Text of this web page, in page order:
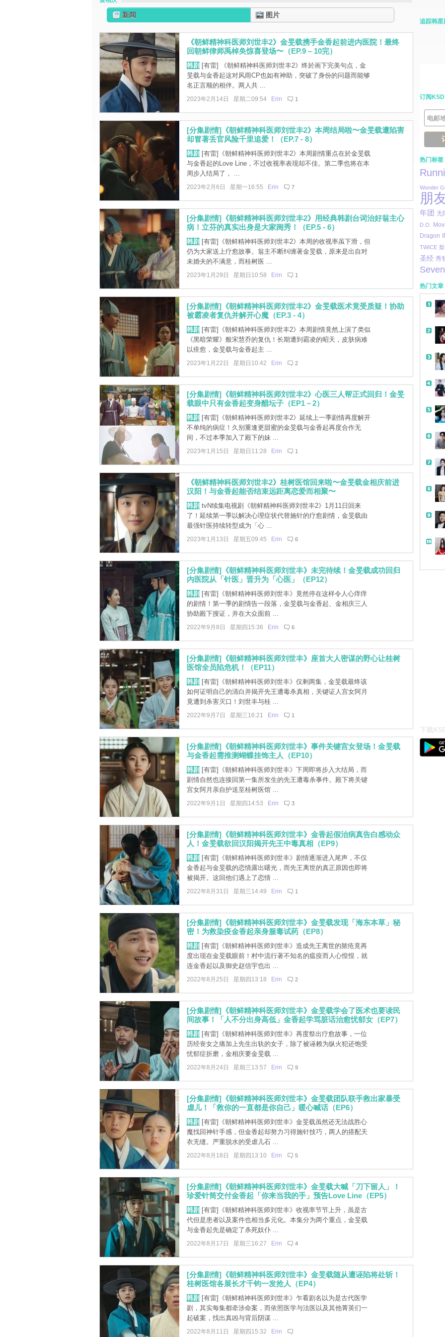
新闻 图片
《朝鲜精神科医师刘世丰2》金旻载携手金香起前进内医院！最终
回朝鲜律师禹棹奂惊喜登场〜（EP.9 – 10完）
韩剧 [有雷] 《朝鲜精神科医师刘世丰2》终於画下完美句点，金
旻载与金香起这对风雨CP也如有神助，突破了身份的问题而能够
名正言顺的相伴。两人共 ...
2023年2月14日 星期二09:54 Erin 1
[分集剧情]《朝鲜精神科医师刘世丰2》本周结局啦〜金旻载遭陷害
却冒著丢官风险千里追爱！（EP.7 - 8）
韩剧 [有雷]《朝鲜精神科医师刘世丰2》本周剧情重点在於金旻载
与金香起的Love Line，不过收视率表现却不佳。第二季也将在本
周步入结局了， ...
2023年2月6日 星期一16:55 Erin 7
[分集剧情]《朝鲜精神科医师刘世丰2》用经典韩剧台词治好翁主心
病！立芬的真实出身是大家闺秀！（EP.5 - 6）
韩剧 [有雷]《朝鲜精神科医师刘世丰2》本周的收视率虽下滑，但
仍为大家送上疗愈故事。翁主不断纠缠著金旻载，原来是出自对
未婚夫的不满意，而桂树医 ...
2023年1月29日 星期日10:58 Erin 1
[分集剧情]《朝鲜精神科医师刘世丰2》金旻载医术竟受质疑！协助
被霸凌者复仇并解开心魔（EP.3 - 4）
韩剧 [有雷]《朝鲜精神科医师刘世丰2》本周剧情竟然上演了类似
《黑暗荣耀》般宋慧乔的复仇！长期遭到霸凌的昭天，皮肤病难
以痊愈，金旻载与金香起主 ...
2023年1月22日 星期日10:42 Erin 2
[分集剧情]《朝鲜精神科医师刘世丰2》心医三人帮正式回归！金旻
载眼中只有金香起变身醋坛子（EP1－2）
韩剧 [有雷]《朝鲜精神科医师刘世丰2》延续上一季剧情再度解开
不单纯的病症！久别重逢更甜蜜的金旻载与金香起再度合作无
间，不过本季加入了殿下的妹 ...
2023年1月15日 星期日11:28 Erin 1
《朝鲜精神科医师刘世丰2》桂树医馆回来啦〜金旻载金相庆前进
汉阳！与金香起能否结束远距离恋爱而相聚〜
韩剧 tvN续集电视剧《朝鲜精神科医师刘世丰2》1月11日回来
了！延续第一季以解决心理症状代替施针的疗愈剧情，金旻载由
最强针医持续转型成为「心 ...
2023年1月13日 星期五09:45 Erin 6
[分集剧情]《朝鲜精神科医师刘世丰》未完待续！金旻载成功回归
内医院从「针医」晋升为「心医」（EP12）
韩剧 [有雷]《朝鲜精神科医师刘世丰》竟然停在这样令人心痒痒
的剧情！第一季的剧情告一段落，金旻载与金香起、金相庆三人
协助殿下搜证，并在大众面前 ...
2022年9月8日 星期四15:36 Erin 6
[分集剧情]《朝鲜精神科医师刘世丰》座首大人密谋的野心让桂树
医馆全员陷危机！（EP11）
韩剧 [有雷]《朝鲜精神科医师刘世丰》仅剩两集，金旻载最终该
如何证明自己的清白并揭开先王遭毒杀真相，关键证人宫女阿月
竟遭到杀害灭口！刘世丰与桂 ...
2022年9月7日 星期三16:21 Erin 1
[分集剧情]《朝鲜精神科医师刘世丰》事件关键宫女登场！金旻载
与金香起需推测蝴蝶挂饰主人（EP10）
韩剧 [有雷]《朝鲜精神科医师刘世丰》下周即将步入大结局，而
剧情自然也连接回第一集所发生的先王遭毒杀事件。殿下将关键
宫女阿月亲自护送至桂树医馆 ...
2022年9月1日 星期四14:53 Erin 3
[分集剧情]《朝鲜精神科医师刘世丰》金香起假治病真告白感动众
人！金旻载欲回汉阳揭开先王中毒真相（EP9）
韩剧 [有雷]《朝鲜精神科医师刘世丰》剧情逐渐进入尾声，不仅
金香起与金旻载的恋情露出曙光，而先王离世的真正原因也即将
被揭开。这回他们遇上了恋情 ...
2022年8月31日 星期三14:49 Erin 1
[分集剧情]《朝鲜精神科医师刘世丰》金旻载发现「海东本草」秘
密！为救染疫金香起亲身服毒试药（EP8）
韩剧 [有雷]《朝鲜精神科医师刘世丰》造成先王离世的脓疮竟再
度出现在金旻载眼前！村中流行著不知名的瘟疫而人心惶惶，就
连金香起以及御史赵信宇也出 ...
2022年8月25日 星期四13:18 Erin 2
[分集剧情]《朝鲜精神科医师刘世丰》金旻载学会了医术也要读民
间故事！「人不分出身高低」金香起学骂脏话治愈忧郁女（EP7）
韩剧 [有雷]《朝鲜精神科医师刘世丰》再度祭出疗愈故事，一位
历经丧女之痛加上先生出轨的女子，除了被诬赖为纵火犯还饱受
忧郁症折磨，金相庆要金旻载 ...
2022年8月24日 星期三13:57 Erin 9
[分集剧情]《朝鲜精神科医师刘世丰》金旻载团队联手救出家暴受
虐儿！「救你的一直都是你自己」暖心喊话（EP6）
韩剧 [有雷]《朝鲜精神科医师刘世丰》金旻载虽然还无法战胜心
魔找回神针手感，但金香起却努力习得施针技巧，两人的搭配天
衣无缝。严重脱水的受虐儿石 ...
2022年8月18日 星期四13:10 Erin 5
[分集剧情]《朝鲜精神科医师刘世丰》金旻载大喊「刀下留人」！
珍爱针筒交付金香起「你来当我的手」预告Love Line（EP5）
韩剧 [有雷]《朝鲜精神科医师刘世丰》收视率节节上升，虽是古
代但是患者以及案件也相当多元化。本集分为两个重点，金旻载
与金香起先是确定了杀死奴仆 ...
2022年8月17日 星期三16:27 Erin 4
[分集剧情]《朝鲜精神科医师刘世丰》金旻载随从遭诬陷将处斩！
桂树医馆各展长才千钧一发抢人（EP4）
韩剧 [有雷]《朝鲜精神科医师刘世丰》乍看剧名以为是古代医学
剧，其实每集都牵涉命案，而依照医学与法医以及其他菁英们一
起破案，找出真凶与背后阴谋 ...
2022年8月11日 星期四15:32 Erin
追踪韩星
订阅KSD
热门标签
Wonder
朋
年团 无
D.O.
Dragon
TWICE
圣经 秀
热门文章
下载